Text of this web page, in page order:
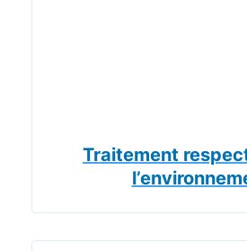
Traitement